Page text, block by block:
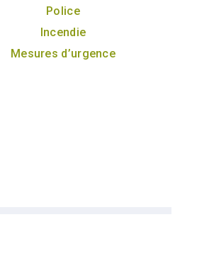
Police
Incendie
Mesures d’urgence